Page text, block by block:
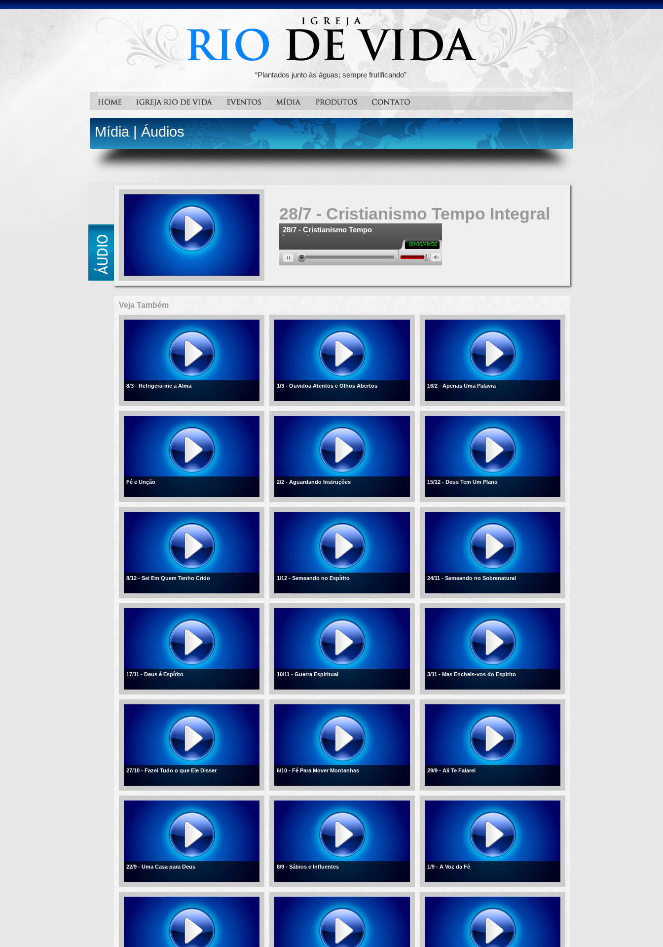
“Plantados junto às águas; sempre frutificando”
Mídia|Áudios
28/7 - Cristianismo Tempo Integral
Veja Também
8/3 - Refrigera-me a Alma 1/3 - Ouvidoa Atentos e Olhos Abertos 16/2 - Apenas Uma Palavra
Fé e Unção 2/2 - Aguardando Instruções 15/12 - Deus Tem Um Plano
8/12 - Sei Em Quem Tenho Crido 1/12 - Semeando no Espírito 24/11 - Semeando no Sobrenatural
17/11 - Deus é Espírito 10/11 - Guerra Espiritual 3/11 - Mas Encheis-vos do Espirito
27/10 - Fazei Tudo o que Ele Disser 6/10 - Fé Para Mover Montanhas 29/9 - Ali Te Falarei
22/9 - Uma Casa para Deus 8/9 - Sábios e Influentes 1/9 - A Voz da Fé